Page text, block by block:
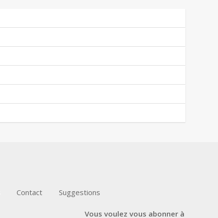
Contact
Suggestions
Vous voulez vous abonner à